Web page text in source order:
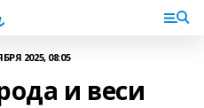
2025, 08:05
и веси